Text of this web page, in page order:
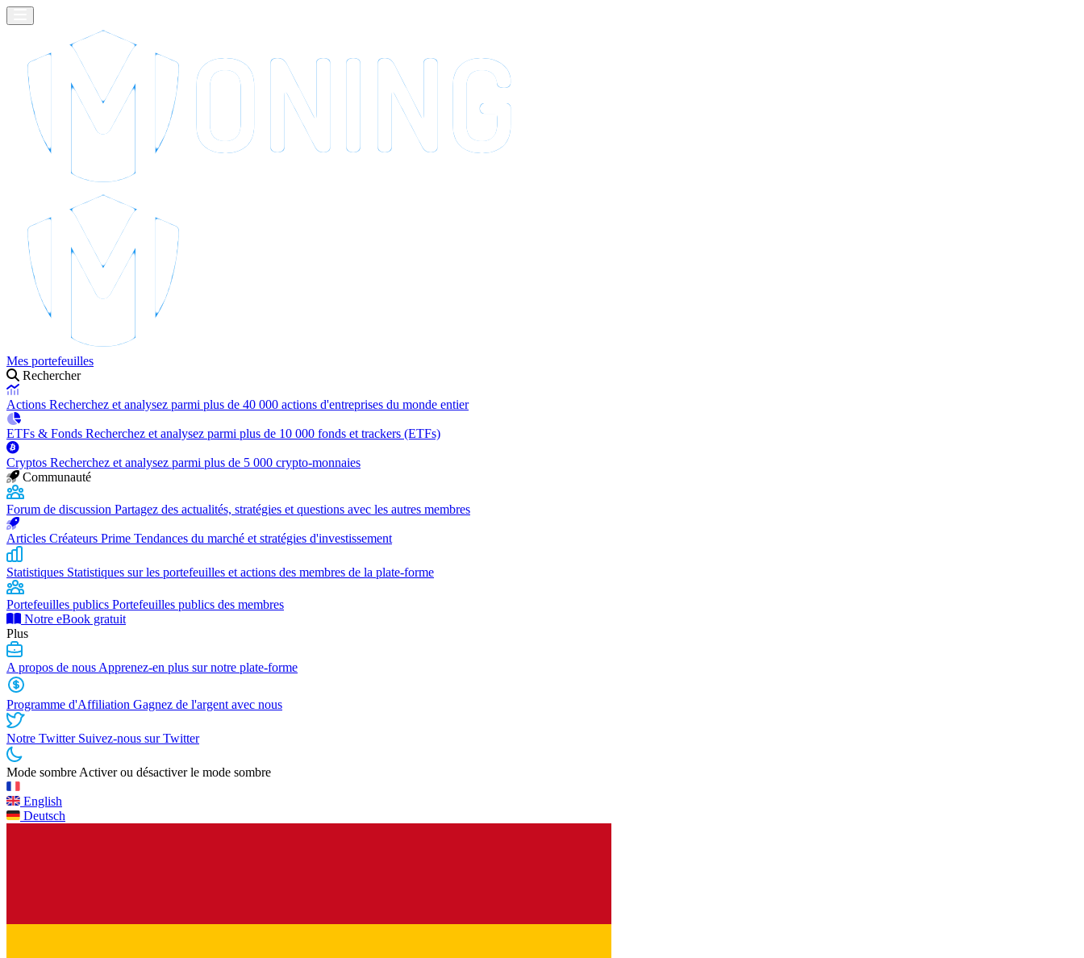
Mes portefeuilles
Rechercher
Actions Recherchez et analysez parmi plus de 40 000 actions d'entreprises du monde entier
ETFs & Fonds Recherchez et analysez parmi plus de 10 000 fonds et trackers (ETFs)
Cryptos Recherchez et analysez parmi plus de 5 000 crypto-monnaies
Communauté
Forum de discussion Partagez des actualités, stratégies et questions avec les autres membres
Articles Créateurs Prime Tendances du marché et stratégies d'investissement
Statistiques Statistiques sur les portefeuilles et actions des membres de la plate-forme
Portefeuilles publics Portefeuilles publics des membres
Notre eBook gratuit
Plus
A propos de nous Apprenez-en plus sur notre plate-forme
Programme d'Affiliation Gagnez de l'argent avec nous
Notre Twitter Suivez-nous sur Twitter
Mode sombre Activer ou désactiver le mode sombre
English
Deutsch